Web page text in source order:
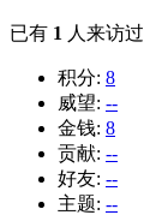
已有 1 人来访过
积分: 8
威望: --
金钱: 8
贡献: --
好友: --
主题: --